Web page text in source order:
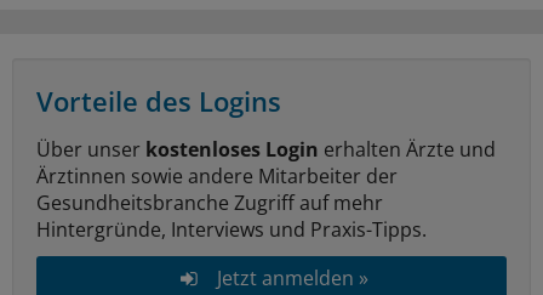
Vorteile des Logins
Über unser kostenloses Login erhalten Ärzte und
Ärztinnen sowie andere Mitarbeiter der
Gesundheitsbranche Zugriff auf mehr
Hintergründe, Interviews und Praxis-Tipps.
Jetzt anmelden »